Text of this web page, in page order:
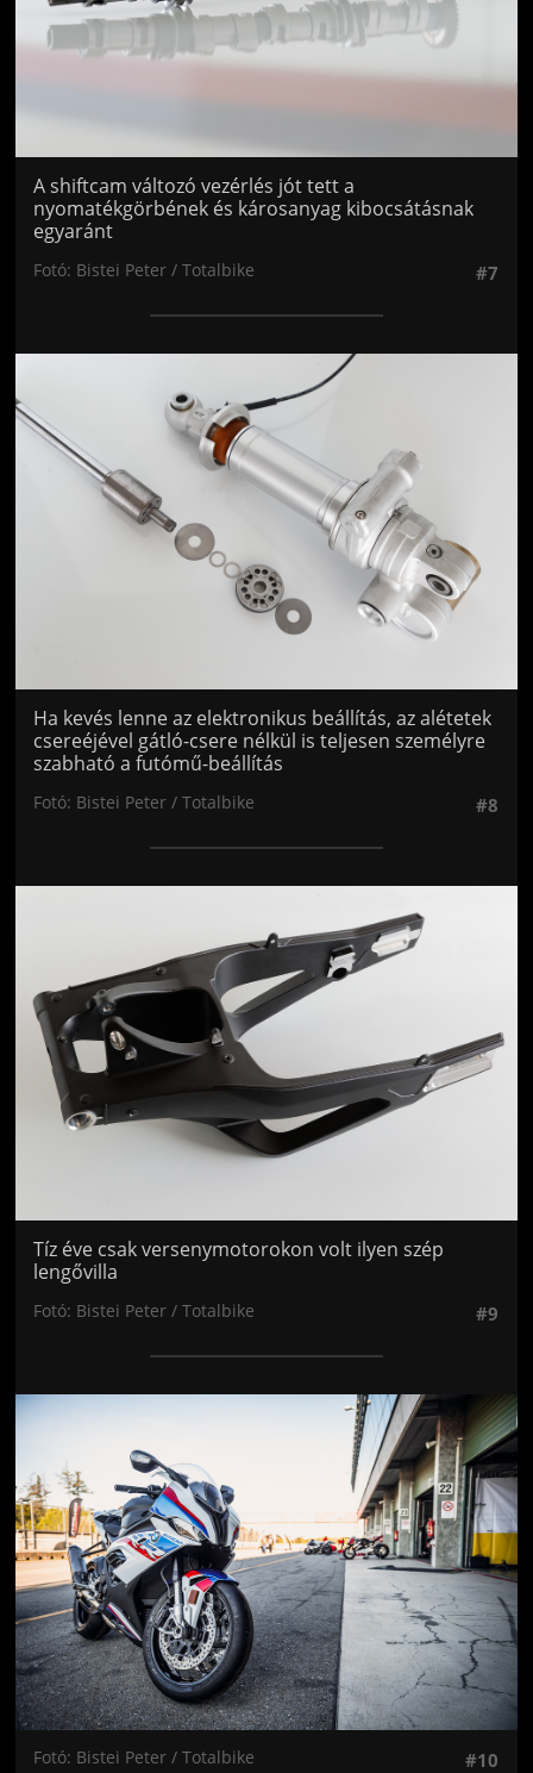
A shiftcam változó vezérlés jót tett a
nyomatékgörbének és károsanyag kibocsátásnak
egyaránt
Fotó: Bistei Peter / Totalbike #7
Jön még kép!
Ha kevés lenne az elektronikus beállítás, az alétetek
csereéjével gátló-csere nélkül is teljesen személyre
szabható a futómű-beállítás
Fotó: Bistei Peter / Totalbike #8
Jön még kép!
Tíz éve csak versenymotorokon volt ilyen szép
lengővilla
Fotó: Bistei Peter / Totalbike #9
Fotó: Bistei Peter / Totalbike #10